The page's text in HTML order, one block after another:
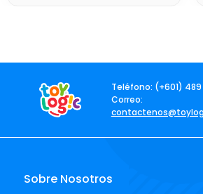
Teléfono: (+601)
Correo:
Sobre Nosotros